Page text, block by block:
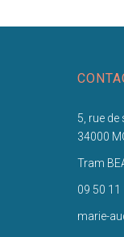
5, rue
34000
Tram
09 50 11
marie-